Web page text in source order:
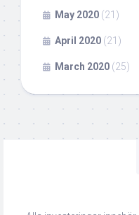
May 2020 (21)
April 2020 (21)
March 2020 (25)